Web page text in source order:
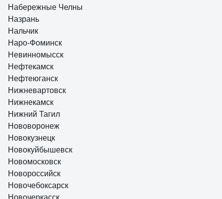
Набережные Челны
Назрань
Нальчик
Наро-Фоминск
Невинномысск
Нефтекамск
Нефтеюганск
Нижневартовск
Нижнекамск
Нижний Тагил
Нововоронеж
Новокузнецк
Новокуйбышевск
Новомосковск
Новороссийск
Новочебоксарск
Новочеркасск